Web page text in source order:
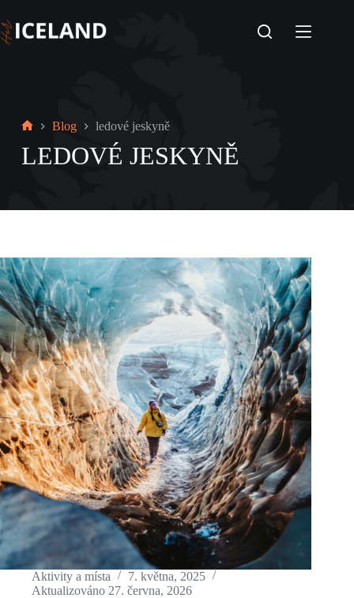
to
content
Blog ledové jeskyně
LEDOVÉ JESKYNĚ
Aktivity a místa
7. května, 2025
Aktualizováno 27. června, 2026